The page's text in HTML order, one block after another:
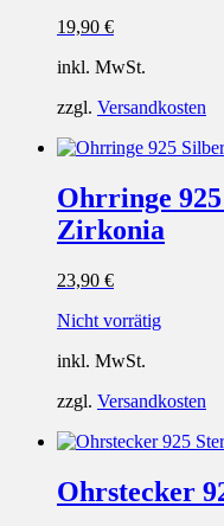
19,90 €
inkl. MwSt.
zzgl. Versandkosten
Ohrringe
Zirkonia
23,90 €
Nicht vorrätig
inkl. MwSt.
zzgl. Versandkosten
Ohrstecker